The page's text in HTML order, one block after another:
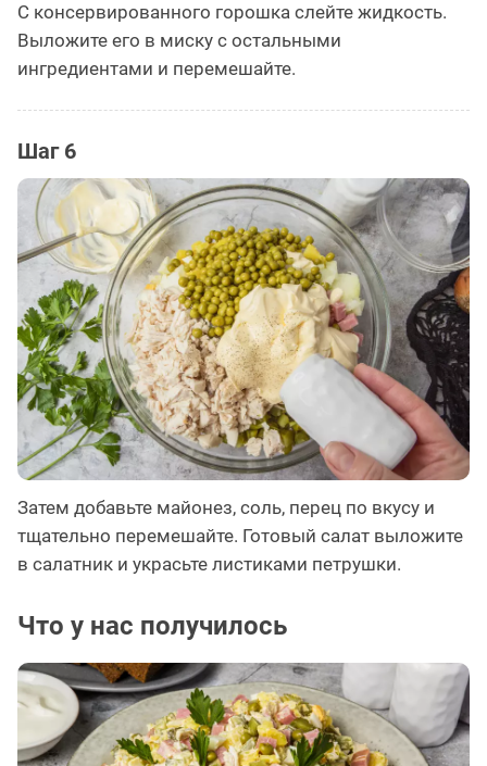
С консервированного горошка слейте жидкость.
Выложите его в миску с остальными
ингредиентами и перемешайте.
Шаг 6
Затем добавьте майонез, соль, перец по вкусу и
тщательно перемешайте. Готовый салат выложите
в салатник и украсьте листиками петрушки.
Что у нас получилось